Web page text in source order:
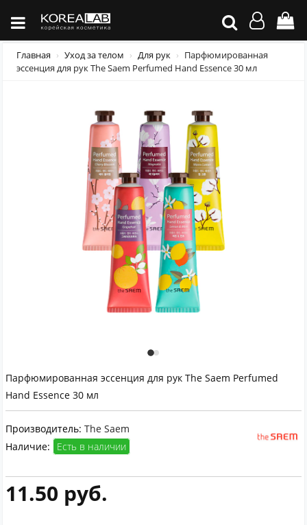
Главная Уход за телом Для рук
Парфюмированная
эссенция для рук The Saem Perfumed Hand Essence 30 мл
Парфюмированная эссенция для рук The Saem Perfumed
Hand Essence 30 мл
Производитель: The Saem
Наличие:
Есть в наличии
11.50 руб.